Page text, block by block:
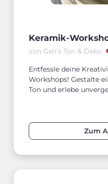
Keramik-
von Geli‘s Ton & Deko
Entfessle deine
Workshops! Gestalte
Ton und erlebe
Zum